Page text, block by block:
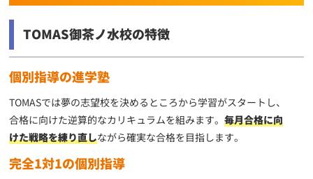
TOMAS御茶ノ水校の特徴
個別指導の進学塾
TOMASでは夢の志望校を決めるところから学習がスタートし、
合格に向けた逆算的なカリキュラムを組みます。毎月合格に向
けた戦略を練り直しながら確実な合格を目指します。
完全1対1の個別指導